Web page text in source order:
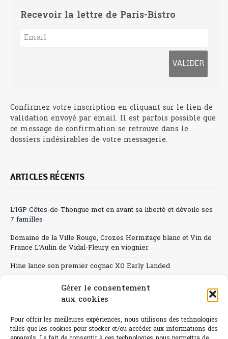
Gérer le consentement
aux cookies
Pour offrir les meilleures expériences, nous utilisons des technologies
telles que les cookies pour stocker et/ou accéder aux informations des
Recevoir la lettre de Paris-Bistro
Confirmez votre inscription en cliquant sur le lien de
validation envoyé par email. Il est parfois possible que
ce message de confirmation se retrouve dans le
dossiers indésirables de votre messagerie.
ARTICLES RÉCENTS
L’IGP Côtes-de-Thongue met en avant sa liberté et dévoile ses
7 familles
Domaine de la Ville Rouge, Crozes Hermitage blanc et Vin de
France L’Aulin de Vidal-Fleury en viognier
Hine lance son premier cognac XO Early Landed
Canicule : A quand le CHR à « l’heure espagnole » ?
Sélection de rosés 2026